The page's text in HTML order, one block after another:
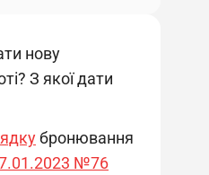
нову
З якої дати
бронювання
№76